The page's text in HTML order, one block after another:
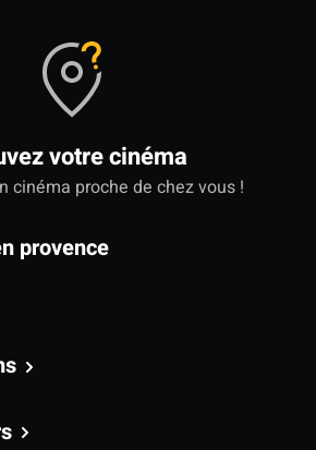
votre cinéma
cinéma proche de chez vous !
provence